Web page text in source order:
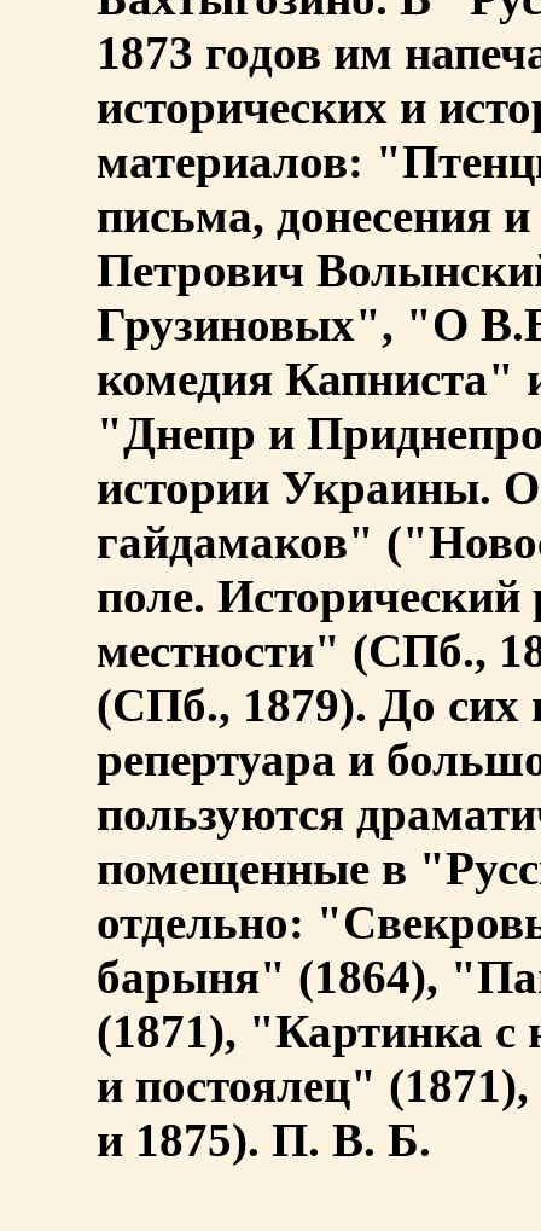
1873 годов им
исторических и
материалов:
письма, донесения
Петрович
Грузиновых", "О
комедия Капниста"
"Днепр и
истории Украины.
гайдамаков"
поле. Исторический
местности" (СПб.,
(СПб., 1879). До сих
репертуара и
пользуются
помещенные в
отдельно:
барыня" (1864),
(1871), "Картинка
и постоялец"
и 1875). П. В. Б.